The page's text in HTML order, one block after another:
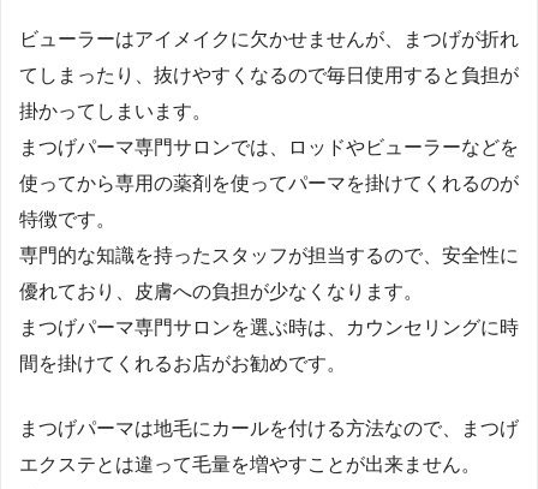
ビューラーはアイメイクに欠かせませんが、まつげが折れ
てしまったり、抜けやすくなるので毎日使用すると負担が
掛かってしまいます。
まつげパーマ専門サロンでは、ロッドやビューラーなどを
使ってから専用の薬剤を使ってパーマを掛けてくれるのが
特徴です。
専門的な知識を持ったスタッフが担当するので、安全性に
優れており、皮膚への負担が少なくなります。
まつげパーマ専門サロンを選ぶ時は、カウンセリングに時
間を掛けてくれるお店がお勧めです。
まつげパーマは地毛にカールを付ける方法なので、まつげ
エクステとは違って毛量を増やすことが出来ません。